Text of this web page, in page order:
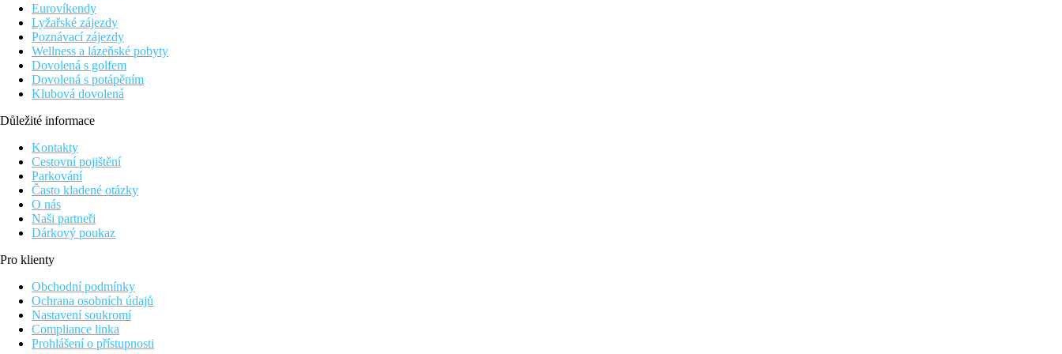
Studio:
prostornější, výhled na moře
Apartmá, 1 ložnice:
Zábava
6x týdně denní i večerní animační programy pro děti i dospělé. Další možnosti zábavy v okolí hotelu.
Stravování
All Inclusive
Snídaně formou bufetu (7.30–10.00), oběd formou bufetu (12.30–14.00), večeře formou bufetu (18.00–20.30) - jednou týdně tematická bulharská večeře
Lehké občerstvení (15.30–17.30)
Neomezené množství vybraných rozlévaných nealkoholických nápojů a místních alkoholických nápojů (10.00–23.00)
Pláž
Dlouhá písečná pláž s pozvolným vstupem do vody cca 20 m od hotelu přes promenádu, lehátka a slunečníky za poplatek.
Sportovní nabídka
Zdarma:animační programy, stolní tenis, fitness, šipky, lekce tance
Za poplatek:
Děti
Dětský bazén, dětský koutek, dětská postýlka zdarma (na vyžádání)
SPA a wellness
Za poplatek:masáže
Eurovíkendy
Lyžařské zájezdy
Poznávací zájezdy
Wellness a lázeňské pobyty
Dovolená s golfem
Dovolená s potápěním
Klubová dovolená
Důležité informace
Kontakty
Cestovní pojištění
Parkování
Často kladené otázky
O nás
Naši partneři
Dárkový poukaz
Pro klienty
Obchodní podmínky
Ochrana osobních údajů
Nastavení soukromí
Compliance linka
Prohlášení o přístupnosti